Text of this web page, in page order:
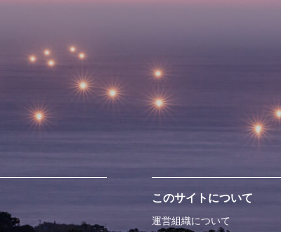
このサイトについて
運営組織について